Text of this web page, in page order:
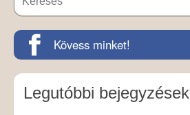
Kövess minket!
Legutóbbi bejegyzések